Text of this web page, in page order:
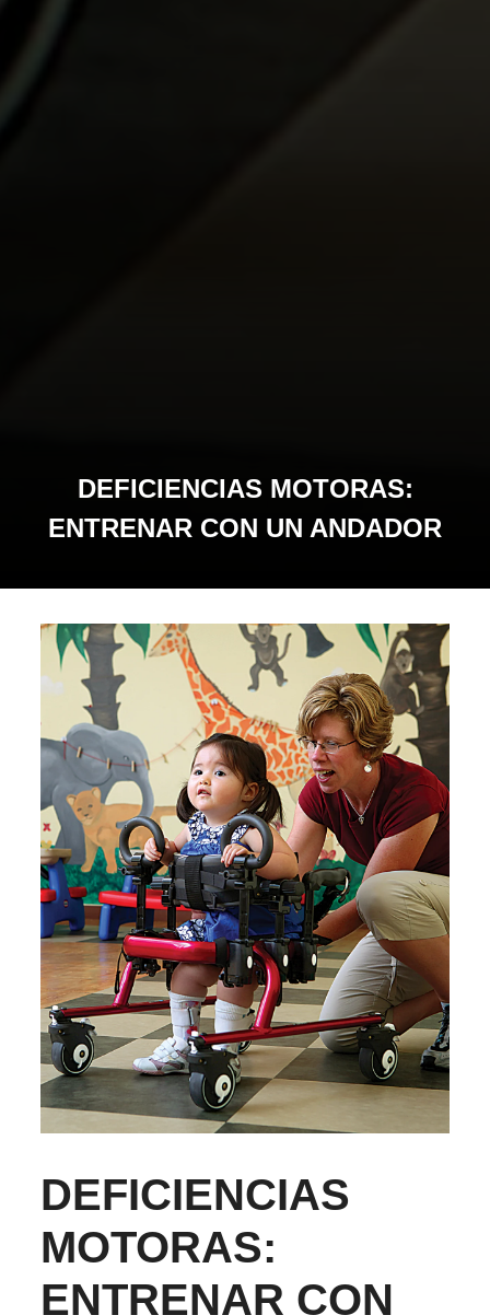
DEFICIENCIAS MOTORAS:
ENTRENAR CON UN ANDADOR
DEFICIENCIAS
MOTORAS:
ENTRENAR CON